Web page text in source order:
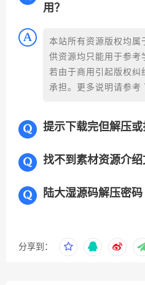
用？
本站所有资源版权均属
供资源均只能用于参考
若由于商用引起版权纠
承担。更多说明请参考
提示下载完但解压或
找不到素材资源介绍
陆大湿源码解压密码
分享到：